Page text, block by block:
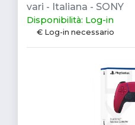
vari - Italiana - SONY
Disponibilità: Log-in
€ Log-in necessario